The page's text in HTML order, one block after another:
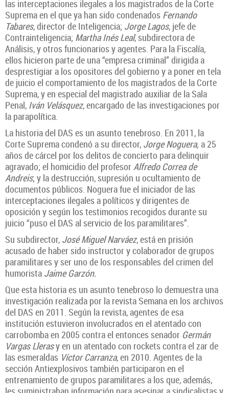
las interceptaciones ilegales a los magistrados de la Corte
Suprema en el que ya han sido condenados Fernando
Tabares, director de Inteligencia; Jorge Lagos, jefe de
Contrainteligencia; Martha Inés Leal, subdirectora de
Análisis, y otros funcionarios y agentes. Para la Fiscalía,
ellos hicieron parte de una “empresa criminal” dirigida a
desprestigiar a los opositores del gobierno y a poner en tela
de juicio el comportamiento de los magistrados de la Corte
Suprema, y en especial del magistrado auxiliar de la Sala
Penal, Iván Velásquez, encargado de las investigaciones por
la parapolítica.
La historia del DAS es un asunto tenebroso. En 2011, la
Corte Suprema condenó a su director, Jorge Noguera, a 25
años de cárcel por los delitos de concierto para delinquir
agravado; el homicidio del profesorAlfredo Correa de
Andreis; y la destrucción, supresión u ocultamiento de
documentos públicos. Noguera fue el iniciador de las
interceptaciones ilegales a políticos y dirigentes de
oposición y según los testimonios recogidos durante su
juicio “puso el DAS al servicio de los paramilitares”.
Su subdirector, José Miguel Narváez, está en prisión
acusado de haber sido instructor y colaborador de grupos
paramilitares y ser uno de los responsables del crimen del
humorista Jaime Garzón.
Que esta historia es un asunto tenebroso lo demuestra una
investigación realizada por la revista Semana en los archivos
del DAS en 2011. Según la revista, agentes de esa
institución estuvieron involucrados en el atentado con
carrobomba en 2005 contra el entonces senador Germán
Vargas Llerasy en un atentado con rockets contra el zar de
las esmeraldas Víctor Carranza, en 2010. Agentes de la
sección Antiexplosivos también participaron en el
entrenamiento de grupos paramilitares a los que, además,